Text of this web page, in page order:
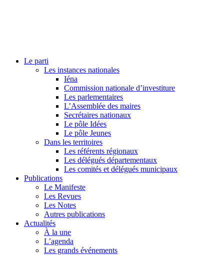
Le parti
Les instances nationales
Iéna
Commission nationale d’investiture
Les parlementaires
L’Assemblée des maires
Secrétaires nationaux
Le pôle Idées
Le pôle Jeunes
Dans les territoires
Les référents régionaux
Les délégués départementaux
Les comités et délégués municipaux
Publications
Le Manifeste
Les Revues
Les Notes
Autres publications
Actualités
À la une
L’agenda
Les grands événements